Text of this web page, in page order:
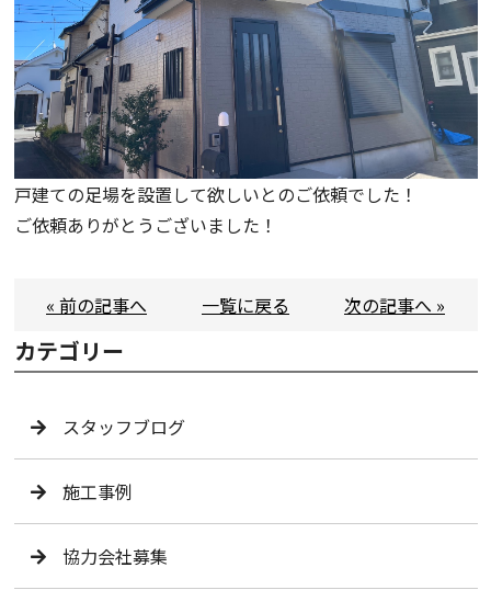
戸建ての足場を設置して欲しいとのご依頼でした！
ご依頼ありがとうございました！
« 前の記事へ 一覧に戻る 次の記事へ »
カテゴリー
スタッフブログ
施工事例
協力会社募集